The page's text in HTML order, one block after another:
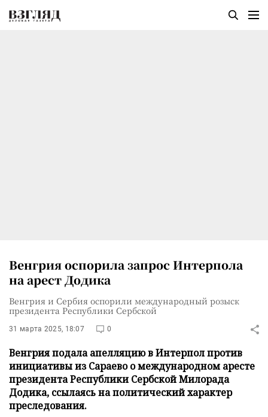
Венгрия оспорила запрос Интерпола
на арест Додика
Венгрия и Сербия оспорили международный розыск
президента Республики Сербской
31 марта 2025, 18:07 0
Венгрия подала апелляцию в Интерпол против
инициативы из Сараево о международном аресте
президента Республики Сербской Милорада
Додика, ссылаясь на политический характер
преследования.